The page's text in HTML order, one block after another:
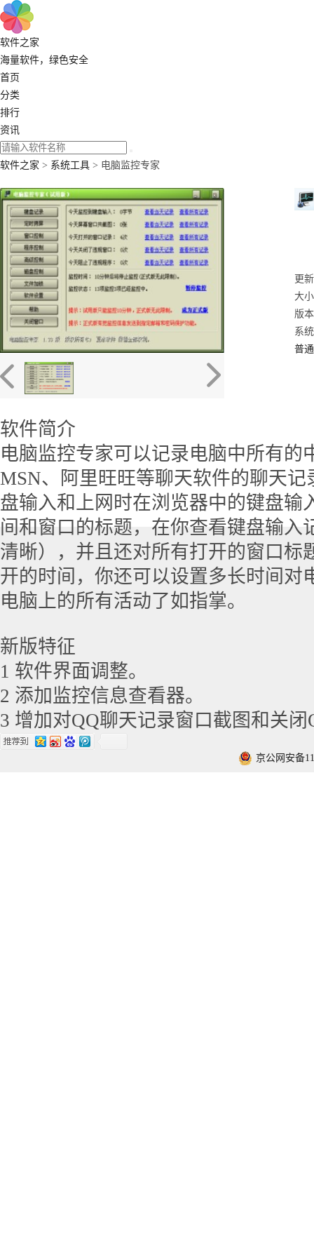
软件之家
海量软件，绿色安全
首页
分类
排行
资讯
软件之家 > 系统工具 > 电脑监控专家
更
大
版
系
普
软件简介
电脑监控专家可以记录电脑中所有的
MSN、阿里旺旺等聊天软件的聊天
盘输入和上网时在浏览器中的键盘输
间和窗口的标题，在你查看键盘输入
清晰），并且还对所有打开的窗口标
开的时间，你还可以设置多长时间对
电脑上的所有活动了如指掌。
新版特征
1 软件界面调整。
2 添加监控信息查看器。
3 增加对QQ聊天记录窗口截图和关
京公网安备